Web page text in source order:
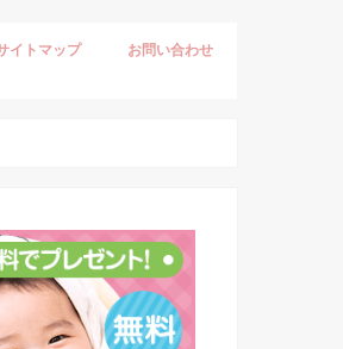
イトマップ お問い合わせ